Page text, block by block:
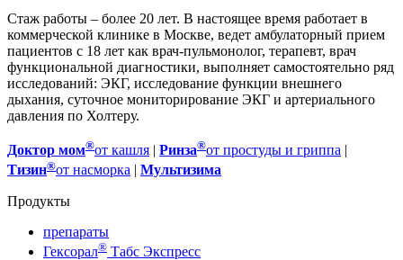
Стаж работы – более 20 лет. В настоящее время работает в
коммерческой клинике в Москве, ведет амбулаторный прием
пациентов с 18 лет как врач-пульмонолог, терапевт, врач
функциональной диагностики, выполняет самостоятельно ряд
исследований: ЭКГ, исследование функции внешнего
дыхания, суточное мониторирование ЭКГ и артериального
давления по Холтеру.
Доктор мом®от кашля Ринза®от простуды и гриппа
Тизин®от насморка
Мультизима
Продукты
препараты
Гексорал® Табс Экспресс